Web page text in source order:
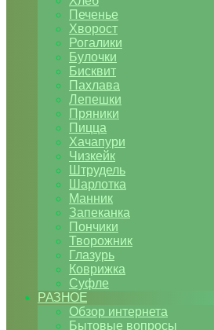
Печенье
Хворост
Рогалики
Булочки
Бисквит
Пахлава
Лепешки
Пряники
Пицца
Хачапури
Чизкейк
Штрудель
Шарлотка
Манник
Запеканка
Пончики
Творожник
Глазурь
Коврижка
Суфле
РАЗНОЕ
Обзор интернета
Бытовые вопросы